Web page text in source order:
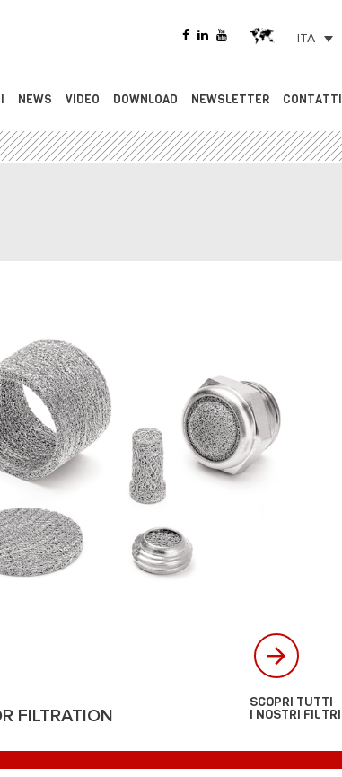
NEWS VIDEO DOWNLOAD NEWSLETTER CONTATTI
ITA
FILTRATION
SCOPRI TUTTI
I NOSTRI FILTRI